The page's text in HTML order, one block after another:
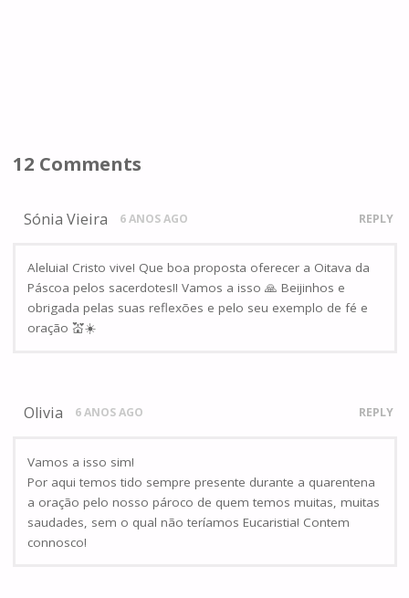
12 Comments
Sónia Vieira 6 ANOS AGO REPLY
Aleluia! Cristo vive! Que boa proposta oferecer a Oitava da
Páscoa pelos sacerdotes!! Vamos a isso 🙏 Beijinhos e
obrigada pelas suas reflexões e pelo seu exemplo de fé e
oração 💒☀️
Olivia 6 ANOS AGO REPLY
Vamos a isso sim!
Por aqui temos tido sempre presente durante a quarentena
a oração pelo nosso pároco de quem temos muitas, muitas
saudades, sem o qual não teríamos Eucaristia! Contem
connosco!